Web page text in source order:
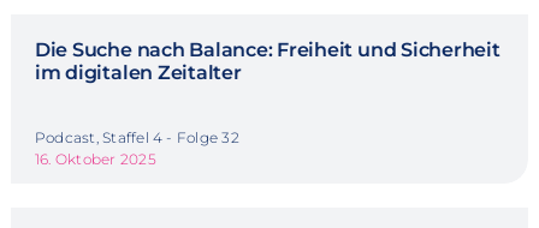
Die Suche nach Balance: Freiheit und Sicherheit
im digitalen Zeitalter
Podcast, Staffel 4 - Folge 32
16. Oktober 2025